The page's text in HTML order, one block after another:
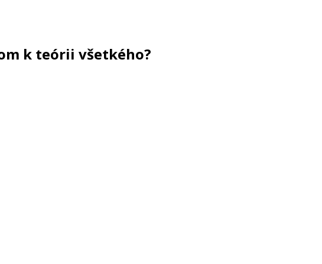
k teórii všetkého?